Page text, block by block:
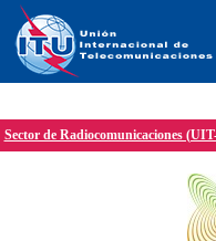
Sector de Radiocomunicaciones